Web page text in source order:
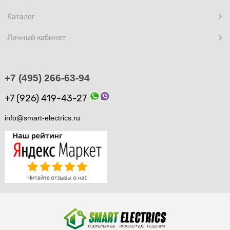
Каталог
Личный кабинет
+7 (495) 266-63-94
+7 (926) 419-43-27
info@smart-electrics.ru